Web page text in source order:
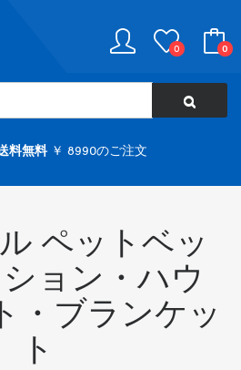
0 0
料無料￥ 8990のご注文
ペットベッ
ョン・ハウ
・ブランケッ
ト